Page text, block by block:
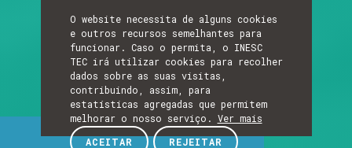
O website necessita de alguns cookies
e outros recursos semelhantes para
funcionar. Caso o permita, o INESC
TEC irá utilizar cookies para recolher
dados sobre as suas visitas,
contribuindo, assim, para
estatísticas agregadas que permitem
melhorar o nosso serviço. Ver mais
ACEITAR
REJEITAR
Apresentação